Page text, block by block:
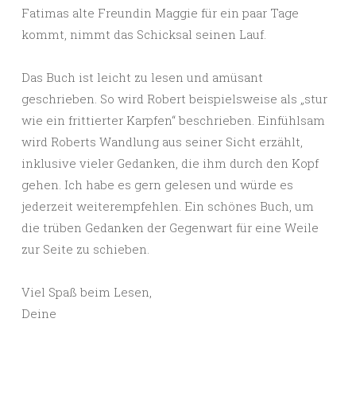
Fatimas alte Freundin Maggie für ein paar Tage
kommt, nimmt das Schicksal seinen Lauf.
Das Buch ist leicht zu lesen und amüsant
geschrieben. So wird Robert beispielsweise als „stur
wie ein frittierter Karpfen“ beschrieben. Einfühlsam
wird Roberts Wandlung aus seiner Sicht erzählt,
inklusive vieler Gedanken, die ihm durch den Kopf
gehen. Ich habe es gern gelesen und würde es
jederzeit weiterempfehlen. Ein schönes Buch, um
die trüben Gedanken der Gegenwart für eine Weile
zur Seite zu schieben.
Viel Spaß beim Lesen,
Deine